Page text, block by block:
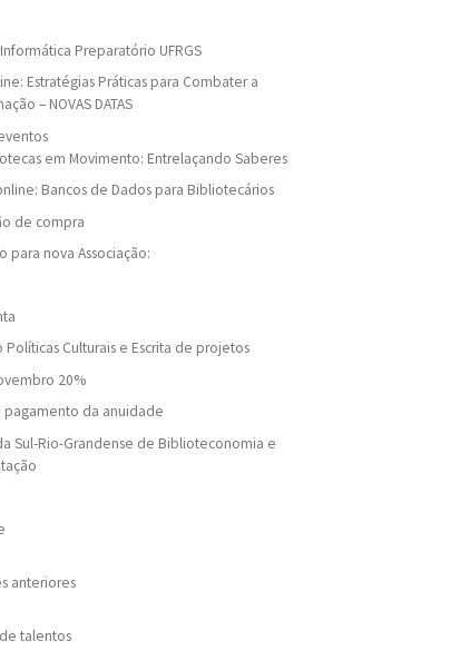
Preparatório UFRGS
Estratégias Práticas para Combater a
– NOVAS DATAS
em Movimento: Entrelaçando Saberes
Bancos de Dados para Bibliotecários
de compra
para nova Associação:
Políticas Culturais e Escrita de projetos
20%
pagamento da anuidade
Sul-Rio-Grandense de Biblioteconomia e
anteriores
talentos